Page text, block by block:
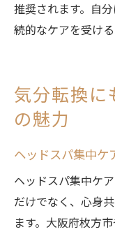
推奨されます。自
続的なケアを受ける
気分転換に
の魅力
ヘッドスパ集中ケ
ヘッドスパ集中ケ
だけでなく、心身
ます。大阪府枚方